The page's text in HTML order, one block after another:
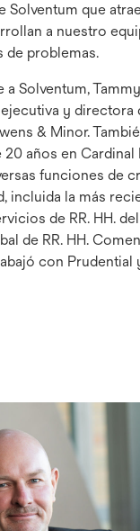
Solventum que
a nuestro
de problemas.
a Solventum,
y directora
& Minor.
20 años en Cardinal
funciones de
incluida la más
de RR. HH.
de RR. HH.
con Prudential